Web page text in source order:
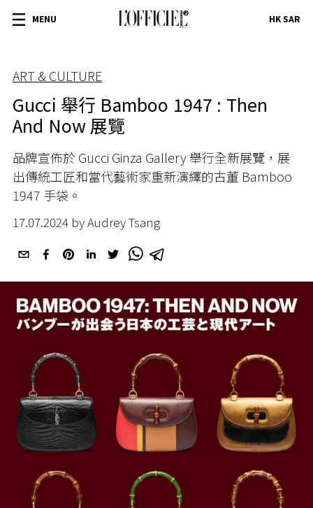
MENU HK SAR
ART & CULTURE
Gucci 舉行 Bamboo 1947 : Then
And Now 展覽
品牌宣佈於Gucci Ginza Gallery舉行全新展覽， 展
出傳統工匠和當代藝術家重新演繹的古董 Bamboo
1947 手袋。
17.07.2024 by Audrey Tsang